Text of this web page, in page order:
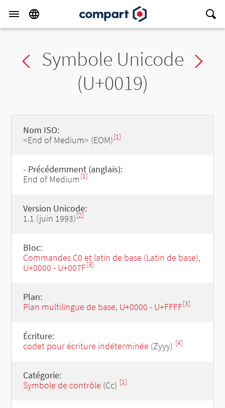
Previous char
Symbole Unicode
(U+0019)
Nom ISO:
<End of Medium> (EOM)[1]
- Précédemment (anglais):
End of Medium [1]
Version Unicode:
1.1 (juin 1993)[2]
Bloc:
Commandes C0 et latin de base (Latin de base),
U+0000 - U+007F[3]
Plan:
Plan multilingue de base, U+0000 - U+FFFF[3]
Écriture:
codet pour écriture indéterminée (Zyyy) [4]
Catégorie:
Symbole de contrôle (Cc) [1]